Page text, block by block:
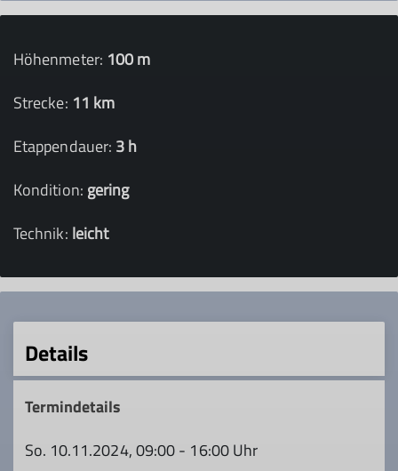
Höhenmeter: 100 m
Strecke: 11 km
Etappendauer: 3 h
Kondition: gering
Technik: leicht
Details
Termindetails
So. 10.11.2024, 09:00 - 16:00 Uhr